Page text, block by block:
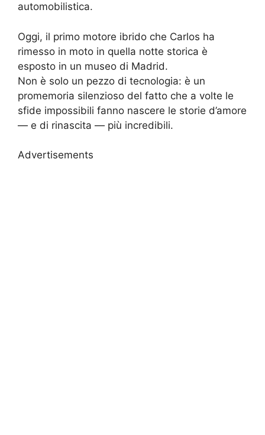
automobilistica.
Oggi, il primo motore ibrido che Carlos ha
rimesso in moto in quella notte storica è
esposto in un museo di Madrid.
Non è solo un pezzo di tecnologia: è un
promemoria silenzioso del fatto che a volte le
sfide impossibili fanno nascere le storie d’amore
— e di rinascita — più incredibili.
Advertisements